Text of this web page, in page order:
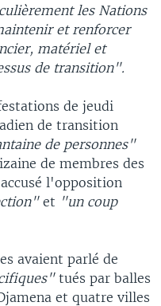
les Nations
et renforcer
matériel et
de transition".
de jeudi
de transition
de personnes"
de membres des
l'opposition
et "un coup
avaient parlé de
tués par balles
et quatre villes